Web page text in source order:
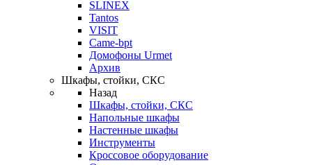
SLINEX
Tantos
VISIT
Came-bpt
Домофоны Urmet
Архив
Шкафы, стойки, СКС
Назад
Шкафы, стойки, СКС
Напольные шкафы
Настенные шкафы
Инструменты
Кроссовое оборудование